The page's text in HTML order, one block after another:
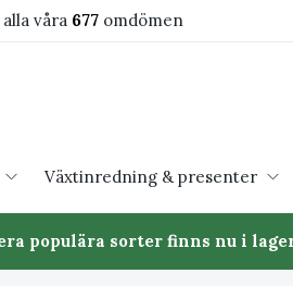
alla våra 677omdömen
Växtinredning & presenter
populära sorter finns nu i